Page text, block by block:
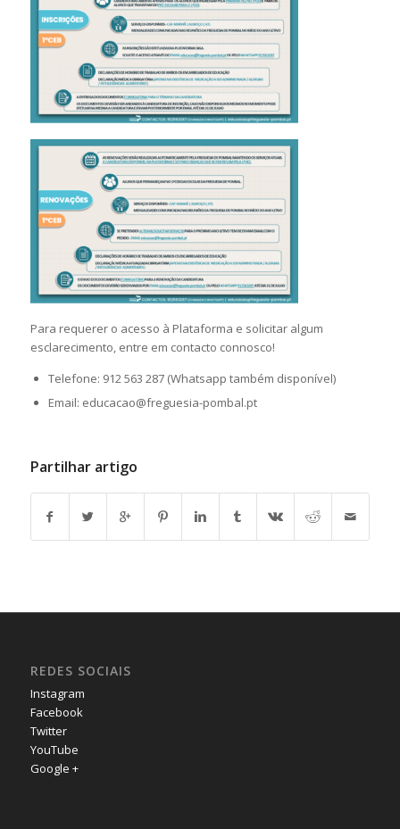
Para requerer o acesso à Plataforma e solicitar algum
esclarecimento, entre em contacto connosco!
Telefone: 912 563 287 (Whatsapp também disponível)
Email: educacao@freguesia-pombal.pt
Partilhar artigo
REDES SOCIAIS
Instagram
Facebook
Twitter
YouTube
Google +